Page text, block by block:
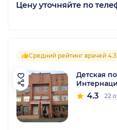
Цену уточняйте по
Средний рейтинг врачей 4.3
Детская
4.3 22